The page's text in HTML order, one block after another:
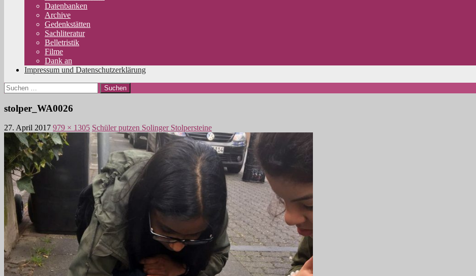
Datenbanken
Archive
Gedenkstätten
Sachliteratur
Belletristik
Filme
Dank an
Impressum und Datenschutzerklärung
Suchen
nach:
stolper_WA0026
27. April 2017 979 × 1305 Schüler putzen Solinger Stolpersteine